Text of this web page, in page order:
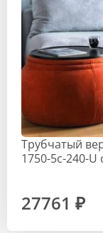
Трубчатый
1750-5с-240-
27761 ₽